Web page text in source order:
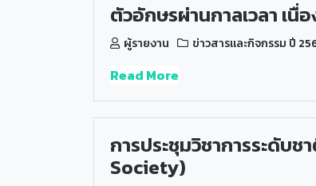
ตัวอักษรผ่านกาลเวลา เนื่
ผู้รายงาน ข่าวสารและกิจกรรม ปี
Read More
การประชุมวิชาการระดับ
Society)